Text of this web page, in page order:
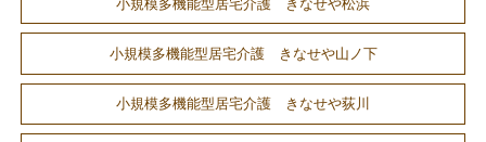
小規模多機能型居宅介護 きなせや松浜
小規模多機能型居宅介護 きなせや山ノ下
小規模多機能型居宅介護 きなせや荻川